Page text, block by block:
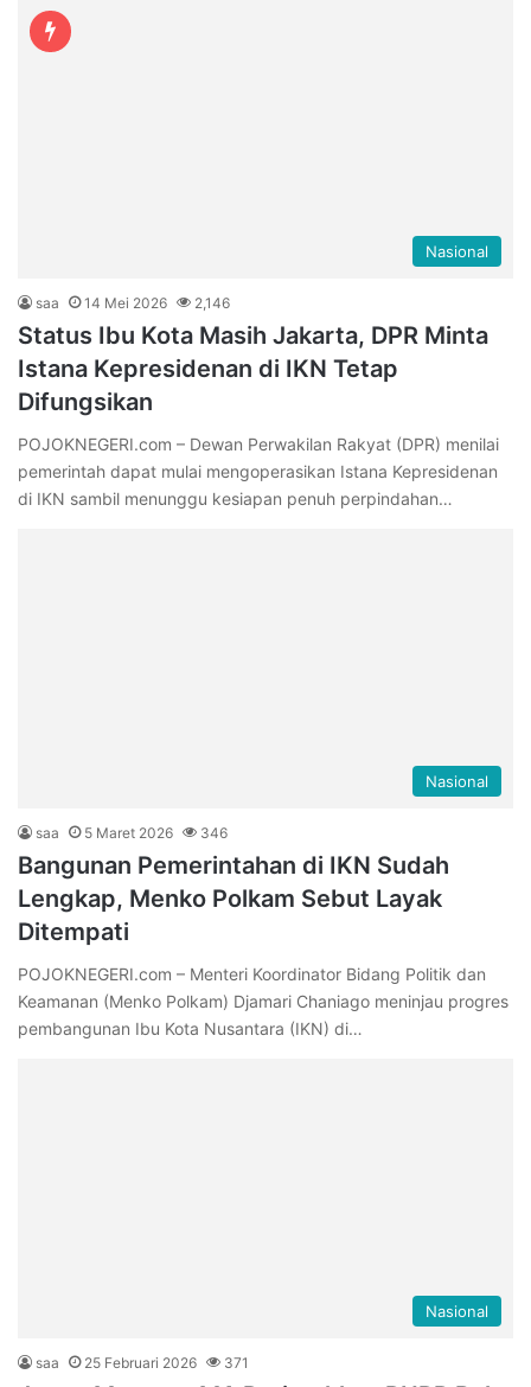
Nasional
saa 14 Mei 2026 2,146
Status Ibu Kota Masih Jakarta, DPR Minta
Istana Kepresidenan di IKN Tetap
Difungsikan
POJOKNEGERI.com – Dewan Perwakilan Rakyat (DPR) menilai
pemerintah dapat mulai mengoperasikan Istana Kepresidenan
di IKN sambil menunggu kesiapan penuh perpindahan…
Nasional
saa 5 Maret 2026 346
Bangunan Pemerintahan di IKN Sudah
Lengkap, Menko Polkam Sebut Layak
Ditempati
POJOKNEGERI.com – Menteri Koordinator Bidang Politik dan
Keamanan (Menko Polkam) Djamari Chaniago meninjau progres
pembangunan Ibu Kota Nusantara (IKN) di…
Nasional
saa 25 Februari 2026 371